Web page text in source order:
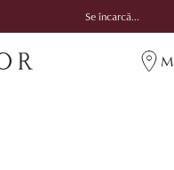
Se încarcă...